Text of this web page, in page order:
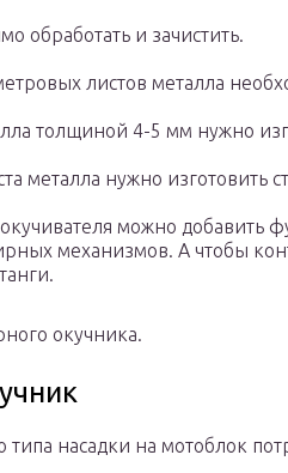
обработать и зачистить.
листов металла
толщиной 4-5 мм нужно
металла нужно изготовить
окучивателя можно
механизмов. А чтобы
окучника.
типа насадки на мотоблок